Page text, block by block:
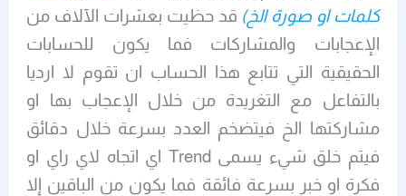
كلمات او صورة الخ) قد حظيت بعشرات الآلاف من
الإعجابات والمشاركات فما يكون للحسابات
الحقيقية التي تتابع هذا الحساب ان تقوم لا ارديا
بالتفاعل مع التغريدة من خلال الإعجاب بها او
مشاركتها الخ فيتضخم العدد بسرعة خلال دقائق
فيتم خلق شيء يسمى Trend اي اتجاه لاي راي او
فكرة او خبر بسرعة فائقة فما يكون من الباقين إلا